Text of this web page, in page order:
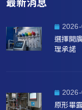
最新消息
選擇開
理承諾
原形畢